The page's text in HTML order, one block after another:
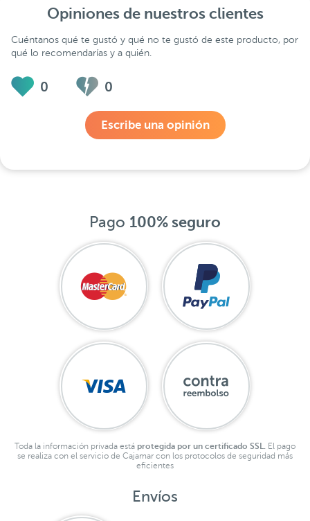
Opiniones de nuestros clientes
Cuéntanos qué te gustó y qué no te gustó de este producto, por
qué lo recomendarías y a quién.
0 0
Escribe una opinión
Pago 100% seguro
Toda la información privada está protegida por un certificado SSL. El pago
se realiza con el servicio de Cajamar con los protocolos de seguridad más
eficientes
Envíos